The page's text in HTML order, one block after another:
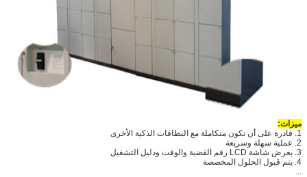
ميزات:
1. قادرة على أن تكون متكاملة مع البطاقات الذكية الأخرى
2. عملية سهلة وسريعة
3. يعرض شاشة LCD رقم القضية والوقت ودليل التشغيل
4. يتم قبول الحلول المخصصة
...